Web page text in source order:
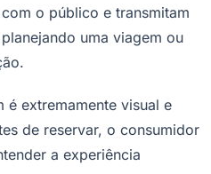
o público e transmitam
uma viagem ou
é extremamente visual e
de reservar, o consumidor
a experiência